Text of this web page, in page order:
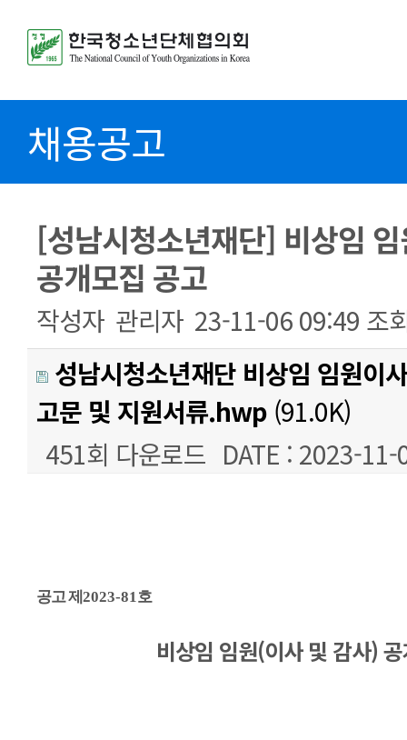
채용공고
[성남시청소년재단] 비상임
공개모집 공고
작성자 관리자 23-11-06 09:49 조
성남시청소년재단 비상임 임원이
고문 및 지원서류.hwp (91.0K)
451회 다운로드 DATE : 2023-
공고 제 2023-81호
비상임 임원(이사 및 감사)